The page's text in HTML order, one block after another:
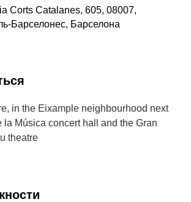
Corts Catalanes, 605, 08007,
Барселонес, Барселона
in the Eixample neighbourhood next
la Música concert hall and the Gran
theatre